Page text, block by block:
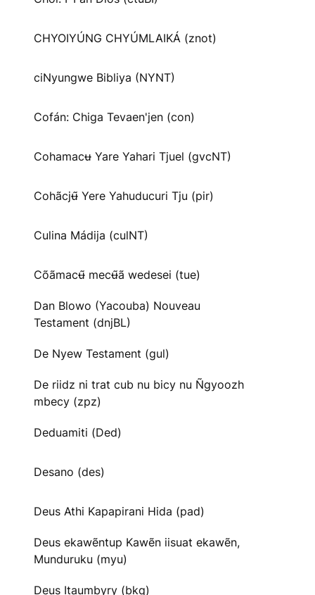
CHYOIYÚNG CHYÚMLAIKÁ (znot)
ciNyungwe Bibliya (NYNT)
Cofán: Chiga Tevaen'jen (con)
Cohamacʉ Yare Yahari Tjuel (gvcNT)
Cohãcjʉ̃ Yere Yahuducuri Tju (pir)
Culina Mádija (culNT)
Cõãmacʉ̃ mecʉ̃ã wedesei (tue)
Dan Blowo (Yacouba) Nouveau
Testament (dnjBL)
De Nyew Testament (gul)
De riidz ni trat cub nu bicy nu Ñgyoozh
mbecy (zpz)
Deduamiti (Ded)
Desano (des)
Deus Athi Kapapirani Hida (pad)
Deus ekawẽntup Kawẽn iisuat ekawẽn,
Munduruku (myu)
Deus Itaumbyry (bkq)